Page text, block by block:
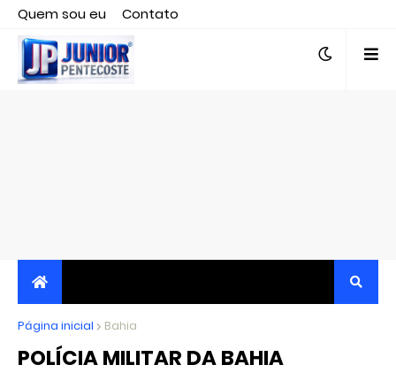
Quem sou eu
Contato
Editor responsável, jornalista Clovis Almeida.
JORNALISMO INDEPENDENTE, TRANSPARENTE E
CRÍTICO
Página inicial Bahia
POLÍCIA MILITAR DA BAHIA